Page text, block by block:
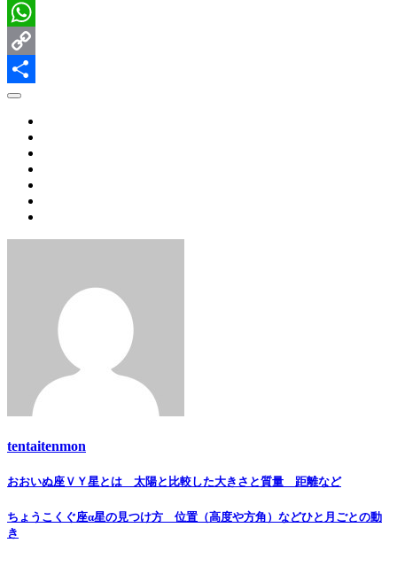
LinkedIn
WhatsApp
Copy
Link
Share
tentaitenmon
Post
navigation
おおいぬ座ＶＹ星とは 太陽と比較した大きさと質量 距離など
ちょうこくぐ座α星の見つけ方 位置（高度や方角）などひと月ごとの動
き